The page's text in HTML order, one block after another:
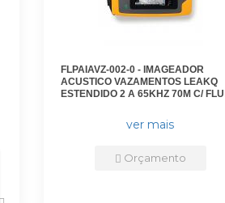
FLPAIAVZ-002-0 - IMAGEADOR
ACUSTICO VAZAMENTOS LEAKQ
ESTENDIDO 2 A 65KHZ 70M C/
ver mais
Orçamento